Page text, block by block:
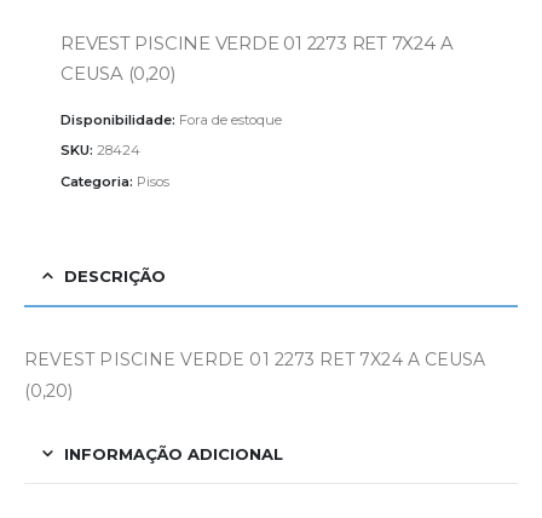
REVEST PISCINE VERDE 01 2273 RET 7X24 A
CEUSA (0,20)
Disponibilidade: Fora de estoque
SKU: 28424
Categoria: Pisos
DESCRIÇÃO
REVEST PISCINE VERDE 01 2273 RET 7X24 A CEUSA
(0,20)
INFORMAÇÃO ADICIONAL